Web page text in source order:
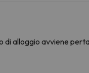
alloggio avviene